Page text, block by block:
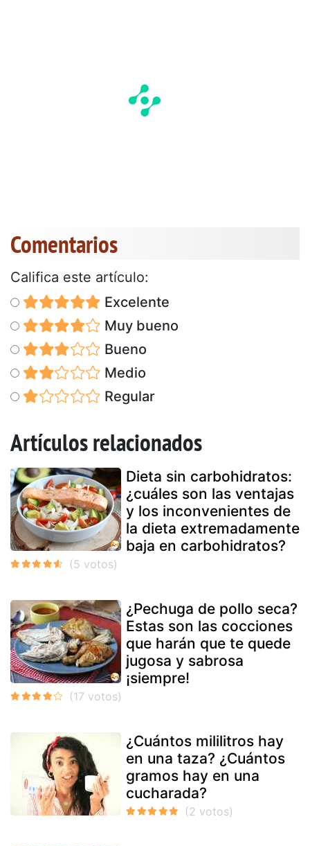
Comentarios
Califica este artículo:
Excelente
Muy bueno
Bueno
Medio
Regular
Artículos relacionados
Dieta sin carbohidratos:
¿cuáles son las ventajas
y los inconvenientes de
la dieta extremadamente
baja en carbohidratos?
¿Pechuga de pollo seca?
Estas son las cocciones
que harán que te quede
jugosa y sabrosa
¡siempre!
¿Cuántos mililitros hay
en una taza? ¿Cuántos
gramos hay en una
cucharada?